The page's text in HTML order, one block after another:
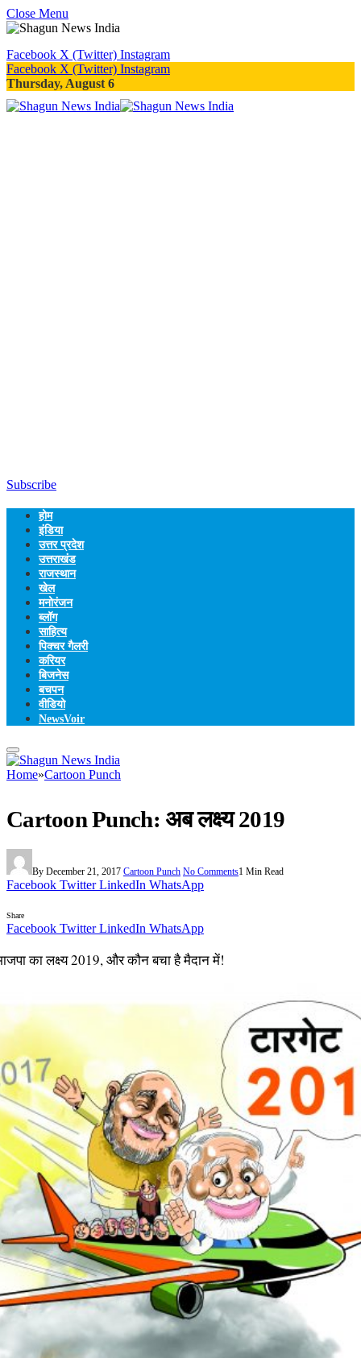
Close Menu
Facebook X (Twitter) Instagram
Facebook X (Twitter) Instagram
Thursday, August 6
Subscribe
होम
इंडिया
उत्तर प्रदेश
उत्तराखंड
राजस्थान
खेल
मनोरंजन
ब्लॉग
साहित्य
पिक्चर गैलरी
करियर
बिजनेस
बचपन
वीडियो
NewsVoir
Home»Cartoon Punch
Cartoon Punch: अब लक्ष्य 2019
By December 21, 2017 Cartoon Punch No Comments1 Min Read
Facebook Twitter LinkedIn WhatsApp
Share
Facebook Twitter LinkedIn WhatsApp
का लक्ष्य 2019, और कौन बचा है मैदान में!